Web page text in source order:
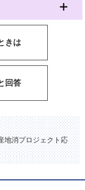
きは
回答
地消プロジェクト応